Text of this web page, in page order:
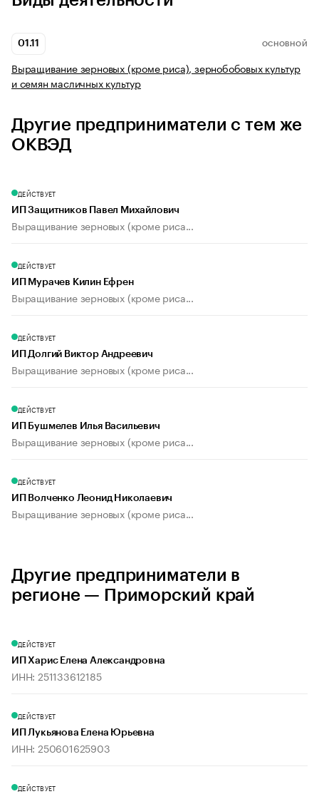
01.11 ОСНОВНОЙ
Выращивание зерновых (кроме риса), зернобобовых культур
и семян масличных культур
Другие предприниматели с тем же
ОКВЭД
ДЕЙСТВУЕТ
ИП Защитников Павел Михайлович
Выращивание зерновых (кроме риса...
ДЕЙСТВУЕТ
ИП Мурачев Килин Ефрен
Выращивание зерновых (кроме риса...
ДЕЙСТВУЕТ
ИП Долгий Виктор Андреевич
Выращивание зерновых (кроме риса...
ДЕЙСТВУЕТ
ИП Бушмелев Илья Васильевич
Выращивание зерновых (кроме риса...
ДЕЙСТВУЕТ
ИП Волченко Леонид Николаевич
Выращивание зерновых (кроме риса...
Другие предприниматели в
регионе — Приморский край
ДЕЙСТВУЕТ
ИП Харис Елена Александровна
ИНН: 251133612185
ДЕЙСТВУЕТ
ИП Лукьянова Елена Юрьевна
ИНН: 250601625903
ДЕЙСТВУЕТ